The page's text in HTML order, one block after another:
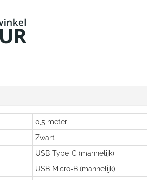
0,5 meter
Zwart
USB Type-C (mannelijk)
USB Micro-B (mannelijk)